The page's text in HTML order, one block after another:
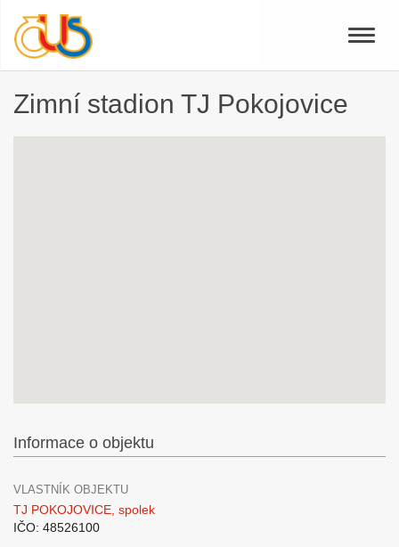
Toggle
Zimní stadion TJ Pokojovice
Informace o objektu
VLASTNÍK OBJEKTU
TJ POKOJOVICE, spolek
IČO: 48526100